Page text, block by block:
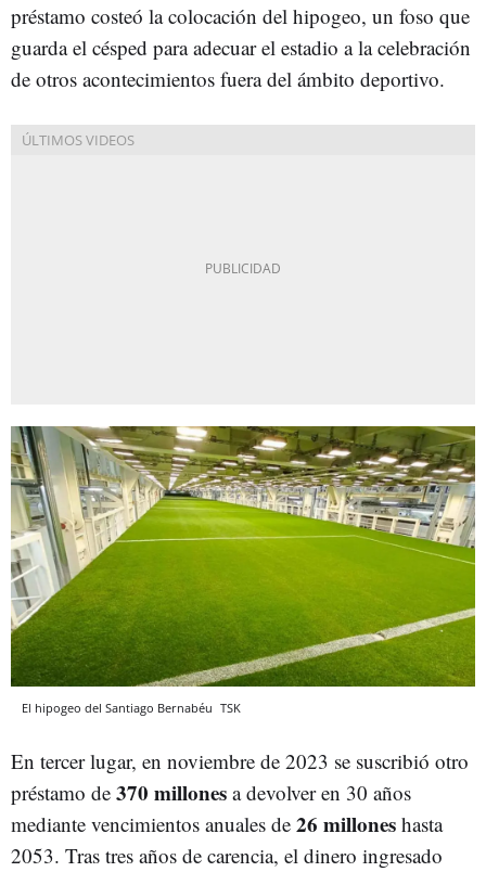
préstamo costeó la colocación del hipogeo, un foso que
guarda el césped para adecuar el estadio a la celebración
de otros acontecimientos fuera del ámbito deportivo.
El hipogeo del Santiago Bernabéu TSK
En tercer lugar, en noviembre de 2023 se suscribió otro
préstamo de 370 millones a devolver en 30 años
mediante vencimientos anuales de 26 millones hasta
2053. Tras tres años de carencia, el dinero ingresado